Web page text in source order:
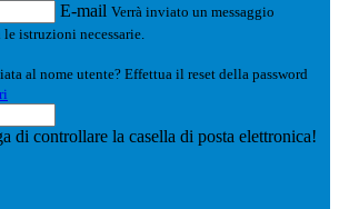
E-mail Verrà inviato un messaggio
istruzioni necessarie.
al nome utente? Effettua il reset della password
di controllare la casella di posta elettronica!